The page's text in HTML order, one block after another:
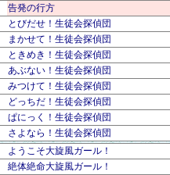
告発の行方
とびだせ！生徒会探偵団
まかせて！生徒会探偵団
ときめき！生徒会探偵団
あぶない！生徒会探偵団
みつけて！生徒会探偵団
どっちだ！生徒会探偵団
ぱにっく！生徒会探偵団
さよなら！生徒会探偵団
ようこそ大旋風ガール！
絶体絶命大旋風ガール！